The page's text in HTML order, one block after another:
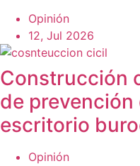
Opinión
12, Jul 2026
Construcción
de prevención
escritorio
Opinión